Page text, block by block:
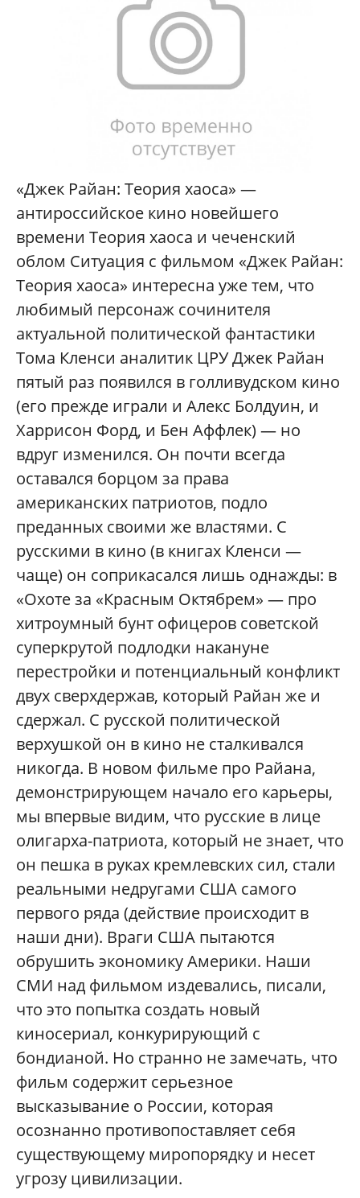
«Джек Райан: Теория хаоса» —
антироссийское кино новейшего
времени Теория хаоса и чеченский
облом Ситуация с фильмом «Джек Райан:
Теория хаоса» интересна уже тем, что
любимый персонаж сочинителя
актуальной политической фантастики
Тома Кленси аналитик ЦРУ Джек Райан
пятый раз появился в голливудском кино
(его прежде играли и Алекс Болдуин, и
Харрисон Форд, и Бен Аффлек) — но
вдруг изменился. Он почти всегда
оставался борцом за права
американских патриотов, подло
преданных своими же властями. С
русскими в кино (в книгах Кленси —
чаще) он соприкасался лишь однажды: в
«Охоте за «Красным Октябрем» — про
хитроумный бунт офицеров советской
суперкрутой подлодки накануне
перестройки и потенциальный конфликт
двух сверхдержав, который Райан же и
сдержал. С русской политической
верхушкой он в кино не сталкивался
никогда. В новом фильме про Райана,
демонстрирующем начало его карьеры,
мы впервые видим, что русские в лице
олигарха-патриота, который не знает, что
он пешка в руках кремлевских сил, стали
реальными недругами США самого
первого ряда (действие происходит в
наши дни). Враги США пытаются
обрушить экономику Америки. Наши
СМИ над фильмом издевались, писали,
что это попытка создать новый
киносериал, конкурирующий с
бондианой. Но странно не замечать, что
фильм содержит серьезное
высказывание о России, которая
осознанно противопоставляет себя
существующему миропорядку и несет
угрозу цивилизации.